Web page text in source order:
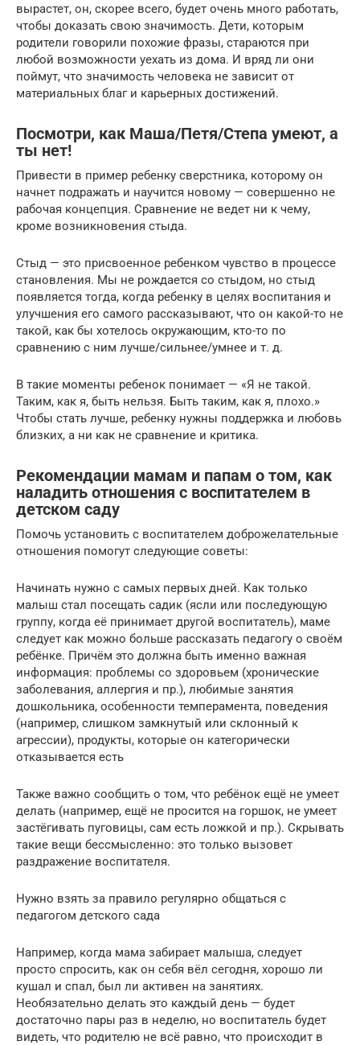
вырастет, он, скорее всего, будет очень много работать,
чтобы доказать свою значимость. Дети, которым
родители говорили похожие фразы, стараются при
любой возможности уехать из дома. И вряд ли они
поймут, что значимость человека не зависит от
материальных благ и карьерных достижений.
Посмотри, как Маша/Петя/Степа умеют, а
ты нет!
Привести в пример ребенку сверстника, которому он
начнет подражать и научится новому — совершенно не
рабочая концепция. Сравнение не ведет ни к чему,
кроме возникновения стыда.
Стыд — это присвоенное ребенком чувство в процессе
становления. Мы не рождается со стыдом, но стыд
появляется тогда, когда ребенку в целях воспитания и
улучшения его самого рассказывают, что он какой-то не
такой, как бы хотелось окружающим, кто-то по
сравнению с ним лучше/сильнее/умнее и т. д.
В такие моменты ребенок понимает — «Я не такой.
Таким, как я, быть нельзя. Быть таким, как я, плохо.»
Чтобы стать лучше, ребенку нужны поддержка и любовь
близких, а ни как не сравнение и критика.
Рекомендации мамам и папам о том, как
наладить отношения с воспитателем в
детском саду
Помочь установить с воспитателем доброжелательные
отношения помогут следующие советы:
Начинать нужно с самых первых дней. Как только
малыш стал посещать садик (ясли или последующую
группу, когда её принимает другой воспитатель), маме
следует как можно больше рассказать педагогу о своём
ребёнке. Причём это должна быть именно важная
информация: проблемы со здоровьем (хронические
заболевания, аллергия и пр.), любимые занятия
дошкольника, особенности темперамента, поведения
(например, слишком замкнутый или склонный к
агрессии), продукты, которые он категорически
отказывается есть
Также важно сообщить о том, что ребёнок ещё не умеет
делать (например, ещё не просится на горшок, не умеет
застёгивать пуговицы, сам есть ложкой и пр.). Скрывать
такие вещи бессмысленно: это только вызовет
раздражение воспитателя.
Нужно взять за правило регулярно общаться с
педагогом детского сада
Например, когда мама забирает малыша, следует
просто спросить, как он себя вёл сегодня, хорошо ли
кушал и спал, был ли активен на занятиях.
Необязательно делать это каждый день — будет
достаточно пары раз в неделю, но воспитатель будет
видеть, что родителю не всё равно, что происходит в